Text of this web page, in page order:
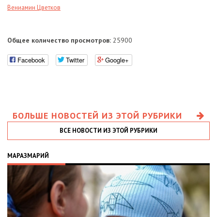
Вениамин Цветков
Общее количество просмотров: 25900
Facebook Twitter Google+
БОЛЬШЕ НОВОСТЕЙ ИЗ ЭТОЙ РУБРИКИ
ВСЕ НОВОСТИ ИЗ ЭТОЙ РУБРИКИ
МАРАЗМАРИЙ